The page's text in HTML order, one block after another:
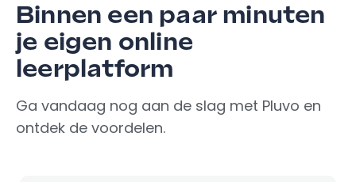
Binnen een paar minuten
je eigen online
leerplatform
Ga vandaag nog aan de slag met Pluvo en
ontdek de voordelen.